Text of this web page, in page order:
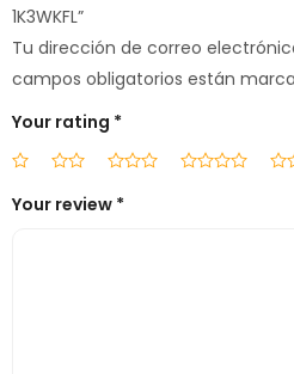
1K3WKFL”
Tu dirección de correo
campos obligatorios están
Your rating *
Your review *